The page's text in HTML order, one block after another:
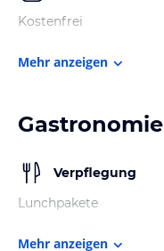
Kostenfrei
Mehr anzeigen
Gastronomie
Verpflegung
Lunchpakete
Mehr anzeigen